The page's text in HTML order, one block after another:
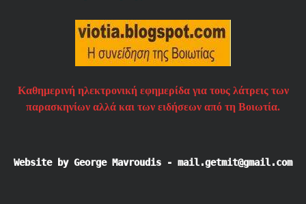
Καθημερινή ηλεκτρονική εφημερίδα για τους λάτρεις των
παρασκηνίων αλλά και των ειδήσεων από τη Βοιωτία.
Website by George Mavroudis - mail.getmit@gmail.com